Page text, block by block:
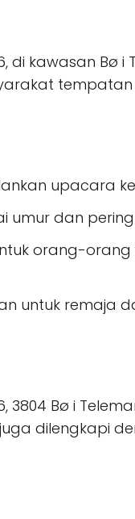
di kawasan Bø
upacara
umur dan
orang-
untuk remaja
Bø i
dilengkapi